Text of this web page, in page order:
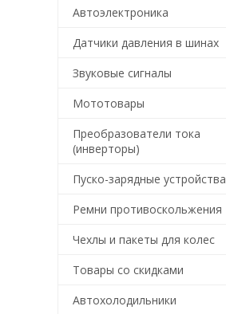
Автоэлектроника
Датчики давления в шинах
Звуковые сигналы
Мототовары
Преобразователи тока
(инверторы)
Пуско-зарядные устройства
Ремни противоскольжения
Чехлы и пакеты для колес
Товары со скидками
Автохолодильники